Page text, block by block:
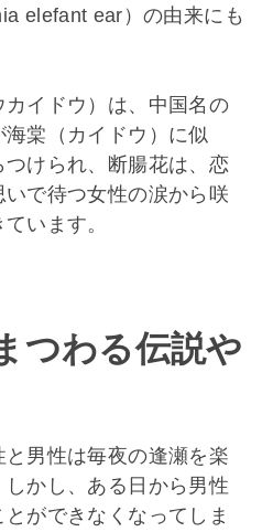
elefant ear）の由来にも
イドウ）は、中国名の
棠（カイドウ）に似
けられ、断腸花は、恋
で待つ女性の涙から咲
います。
つわる伝説や
と男性は毎夜の逢瀬を楽
かし、ある日から男性
ができなくなってしま